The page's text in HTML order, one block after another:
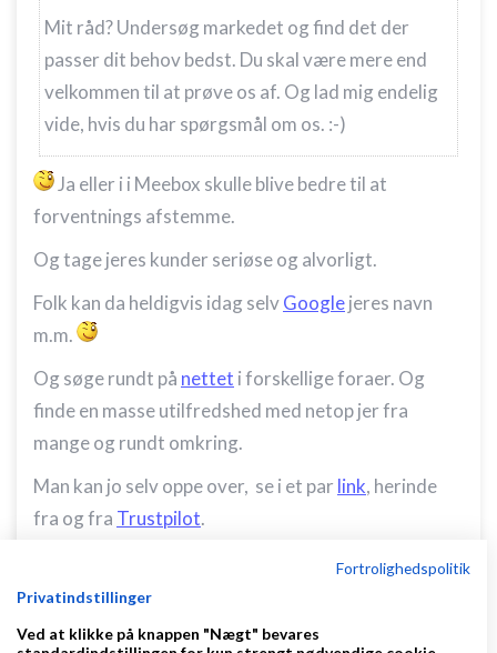
Mit råd? Undersøg markedet og find det der
passer dit behov bedst. Du skal være mere end
velkommen til at prøve os af. Og lad mig endelig
vide, hvis du har spørgsmål om os. :-)
Ja eller i i Meebox skulle blive bedre til at
forventnings afstemme.
Og tage jeres kunder seriøse og alvorligt.
Folk kan da heldigvis idag selvGooglejeres navn
m.m.
Og søge rundt på nettet i forskellige foraer. Og
finde en masse utilfredshed med netop jer fra
mange og rundt omkring.
Man kan jo selv oppe over, se i et par link, herinde
fra og fra Trustpilot.
Netop den kritik I er udsat for, kræver en
professionel tilgang og behandling, og selv det kan I
ikke.
Fortrolighedspolitik
Privatindstillinger
Ved at klikke på knappen "Nægt" bevares